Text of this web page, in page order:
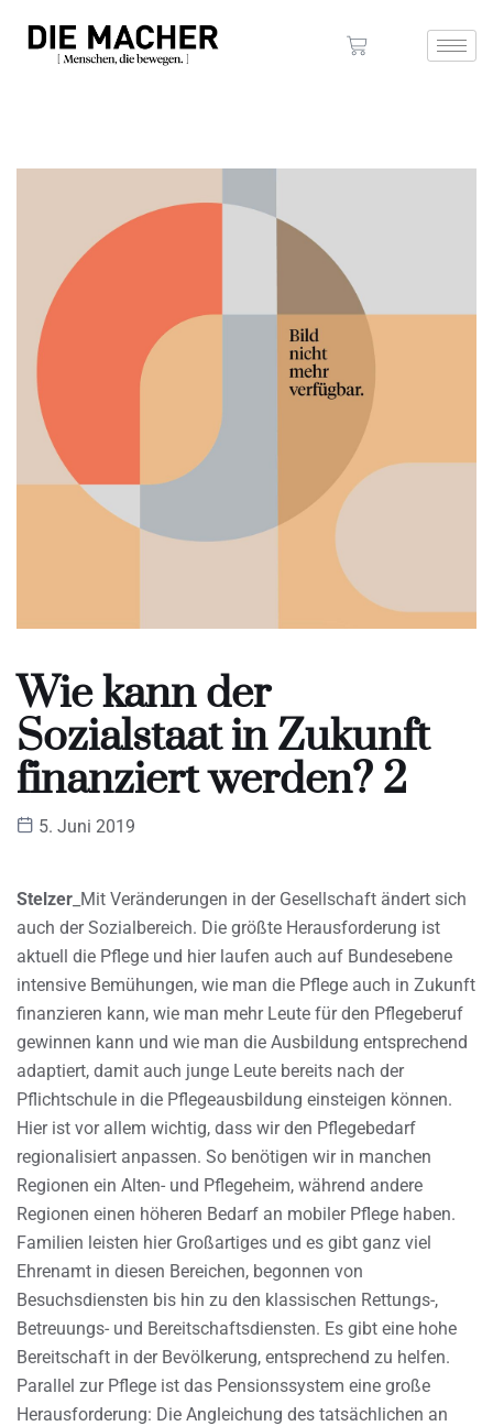
Wie kann der
Sozialstaat in Zukunft
finanziert werden? 2
5. Juni 2019
Stelzer _Mit Veränderungen in der Gesellschaft ändert sich
auch der Sozialbereich. Die größte Herausforderung ist
aktuell die Pflege und hier laufen auch auf Bundesebene
intensive Bemühungen, wie man die Pflege auch in Zukunft
finanzieren kann, wie man mehr Leute für den Pflegeberuf
gewinnen kann und wie man die Ausbildung entsprechend
adaptiert, damit auch junge Leute bereits nach der
Pflichtschule in die Pflegeausbildung einsteigen können.
Hier ist vor allem wichtig, dass wir den Pflegebedarf
regionalisiert anpassen. So benötigen wir in manchen
Regionen ein Alten- und Pflegeheim, während andere
Regionen einen höheren Bedarf an mobiler Pflege haben.
Familien leisten hier Großartiges und es gibt ganz viel
Ehrenamt in diesen Bereichen, begonnen von
Besuchsdiensten bis hin zu den klassischen Rettungs-,
Betreuungs- und Bereitschaftsdiensten. Es gibt eine hohe
Bereitschaft in der Bevölkerung, entsprechend zu helfen.
Parallel zur Pflege ist das Pensionssystem eine große
Herausforderung: Die Angleichung des tatsächlichen an